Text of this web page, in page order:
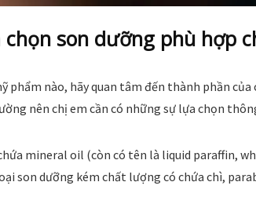
chọn son dưỡng phù hợp
phẩm nào, hãy quan tâm đến thành phần
nên chị em cần có những sự lựa chọn
mineral oil (còn có tên là liquid paraffin,
son dưỡng kém chất lượng có chứa chì,